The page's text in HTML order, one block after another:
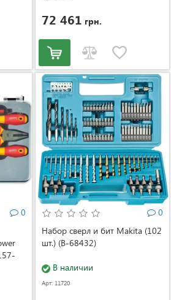
72 461 грн.
0
0
Набор сверл и бит Makita (102
шт.) (B-68432)
В наличии
Арт: 11720